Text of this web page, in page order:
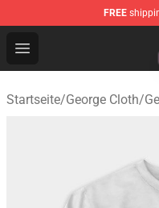
FREE
Open menu
George Store -
Startseite/George Cloth/